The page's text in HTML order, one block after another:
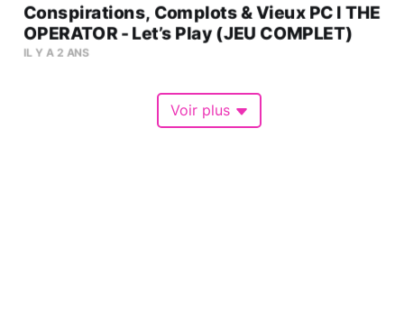
Conspirations, Complots & Vieux PC l THE
OPERATOR - Let’s Play (JEU COMPLET)
IL Y A 2 ANS
Voir plus